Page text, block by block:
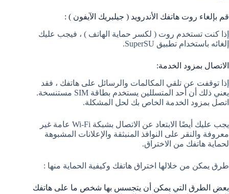
قم بإلغاء روت هاتفك الأندرويد ( جيلبريك الآيفون ) :
إذا كنت تستخدم روت ( لكسر حماية الهاتف ) ، فيجب عليك
إلغائه باستخدام تطبيق SuperSU.
الاتصال بمزود الخدمة:
إذا توقفت عن تلقي المكالمات والرسائل على هاتفك ، فقد
يعني ذلك أن أحد المتسللين يستخدم بطاقة SIM مستنسخة.
اتصل بمزود الخدمة الخاص بك لحل المشكلة.
يجب عليك أيضًا الابتعاد عن الاتصال بشبكة Wi-Fi عامة غير
معروفة والنقر على النوافذ المنبثقة والإعلانات المشبوهة
لحماية هاتفك من الاختراق.
طرق يمكن من خلالها اختراق هاتفك وكيفية الحماية منها :
بعض الطرق التي يمكن أن يتجسس بها شخص ما على هاتفك